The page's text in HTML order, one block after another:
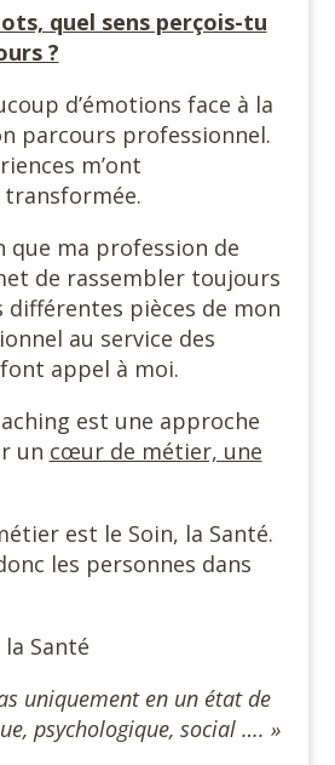
quel sens perçois-tu
?
d’émotions face à la
parcours professionnel.
m’ont
que ma profession de
de rassembler toujours
différentes pièces de mon
au service des
appel à moi.
est une approche
un cœur de métier, une
est le Soin, la Santé.
les personnes dans
Santé
uniquement en un état de
psychologique, social …. »